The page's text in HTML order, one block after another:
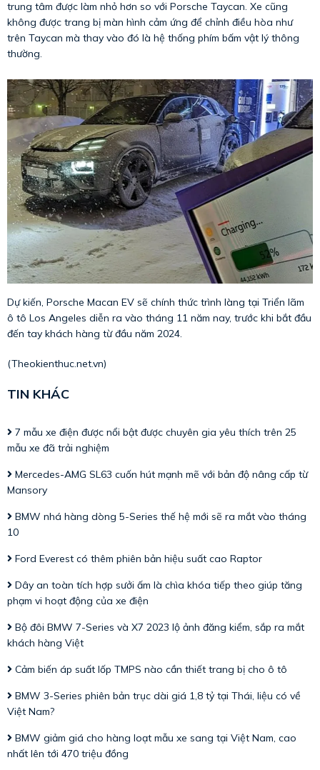
trung tâm được làm nhỏ hơn so với Porsche Taycan. Xe cũng
không được trang bị màn hình cảm ứng để chỉnh điều hòa như
trên Taycan mà thay vào đó là hệ thống phím bấm vật lý thông
thường.
Dự kiến, Porsche Macan EV sẽ chính thức trình làng tại Triển lãm
ô tô Los Angeles diễn ra vào tháng 11 năm nay, trước khi bắt đầu
đến tay khách hàng từ đầu năm 2024.
(Theokienthuc.net.vn)
TIN KHÁC
7 mẫu xe điện được nổi bật được chuyên gia yêu thích trên 25
mẫu xe đã trải nghiệm
Mercedes-AMG SL63 cuốn hút mạnh mẽ với bản độ nâng cấp từ
Mansory
BMW nhá hàng dòng 5-Series thế hệ mới sẽ ra mắt vào tháng
10
Ford Everest có thêm phiên bản hiệu suất cao Raptor
Dây an toàn tích hợp sưởi ấm là chìa khóa tiếp theo giúp tăng
phạm vi hoạt động của xe điện
Bộ đôi BMW 7-Series và X7 2023 lộ ảnh đăng kiểm, sắp ra mắt
khách hàng Việt
Cảm biến áp suất lốp TMPS nào cần thiết trang bị cho ô tô
BMW 3-Series phiên bản trục dài giá 1,8 tỷ tại Thái, liệu có về
Việt Nam?
BMW giảm giá cho hàng loạt mẫu xe sang tại Việt Nam, cao
nhất lên tới 470 triệu đồng